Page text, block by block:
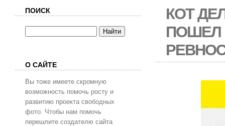
КОТ
ПОШЕЛ
ПОИСК
О САЙТЕ
Вы тоже имеете скромную
возможность помочь росту и
развитию проекта свободных
фото. Чтобы нам помочь
перешлите создателю сайта